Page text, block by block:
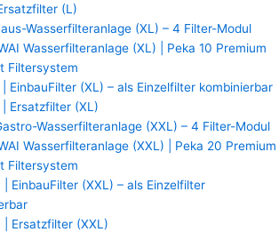
(L)
Wasserfilteranlage (XL) – 4 Filter-Modul
Wasserfilteranlage (XL) | Peka 10 Premium
Filtersystem
| EinbauFilter (XL) – als Einzelfilter kombinierbar
| Ersatzfilter (XL)
Wasserfilteranlage (XXL) – 4 Filter-Modul
Wasserfilteranlage (XXL) | Peka 20 Premium
Filtersystem
| EinbauFilter (XXL) – als Einzelfilter
| Ersatzfilter (XXL)